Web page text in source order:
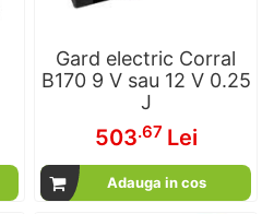
Gard electric Corral
B170 9 V sau 12 V 0.25
J
503.67 Lei
Adauga in cos